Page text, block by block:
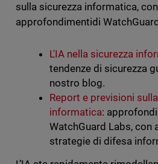
sulla sicurezza informatica,
approfondimentidi
L'IA nella sicurezza
tendenze di sicurezza
nostro blog.
Report e previsioni
informatica:
WatchGuard Labs, con
strategie di difesa